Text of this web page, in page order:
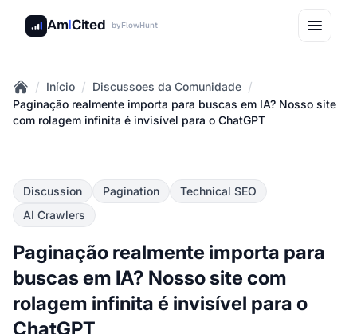
AmICited byFlowHunt
Home
/ Início / Discussoes da Comunidade /
Paginação realmente importa para buscas em IA? Nosso site
com rolagem infinita é invisível para o ChatGPT
Discussion Pagination
Technical SEO
AI Crawlers
Paginação realmente importa para
buscas em IA? Nosso site com
rolagem infinita é invisível para o
ChatGPT